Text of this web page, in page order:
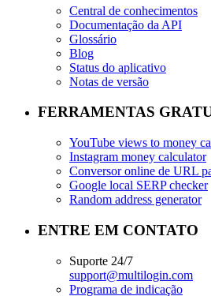
Central de conhecimentos
Documentação da API
Glossário
Blog
Status do aplicativo
Notas de versão
FERRAMENTAS
YouTube views to money
Instagram money calculator
Conversor online de URL
Google local SERP checker
Random address generator
ENTRE EM CONTATO
Suporte 24/7
support@multilogin.com
Programa de indicação